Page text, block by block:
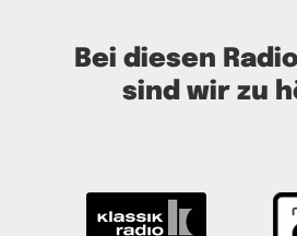
Bei diesen
sind wir zu